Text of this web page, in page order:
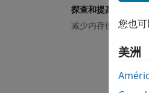
探查和提高性能
减少内存使用量
您也
美洲